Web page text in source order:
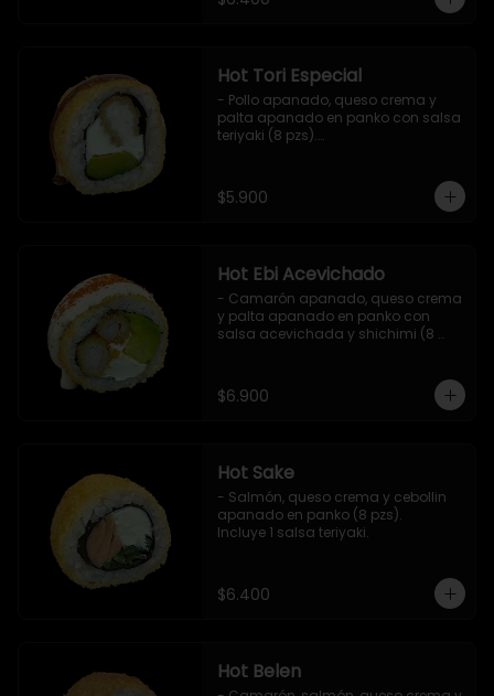
Hot Tori Especial
- Pollo apanado, queso crema y
palta apanado en panko con salsa
teriyaki (8 pzs).
$5.900
Hot Ebi Acevichado
- Camarón apanado, queso crema
y palta apanado en panko con
salsa acevichada y shichimi (8
$6.900
Hot Sake
- Salmón, queso crema y cebollin
apanado en panko (8 pzs).
Incluye 1 salsa teriyaki.
$6.400
Hot Belen